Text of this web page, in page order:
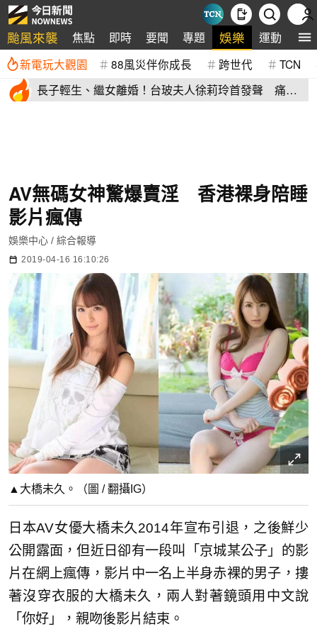
颱風來襲 焦點 即時 要聞 專題 娛樂 運動 全
新電玩大觀園 88風災伴你成長 跨世代 TCN
長子輕生、繼女離婚！台玻夫人徐莉玲首發聲 痛揭
AV無碼女神驚爆賣淫 香港裸身陪睡
影片瘋傳
娛樂中心 / 綜合報導
2019-04-16 16:10:26
▲大橋未久。（圖 / 翻攝IG）
日本AV女優大橋未久2014年宣布引退，之後鮮少
公開露面，但近日卻有一段叫「京城某公子」的影
片在網上瘋傳，影片中一名上半身赤裸的男子，摟
著沒穿衣服的大橋未久，兩人對著鏡頭用中文說
「你好」，親吻後影片結束。